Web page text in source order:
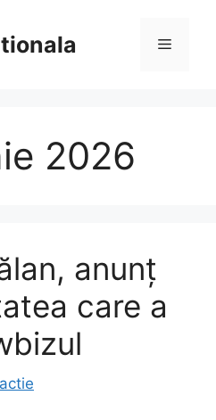
Meniu
2026
anunț
care a